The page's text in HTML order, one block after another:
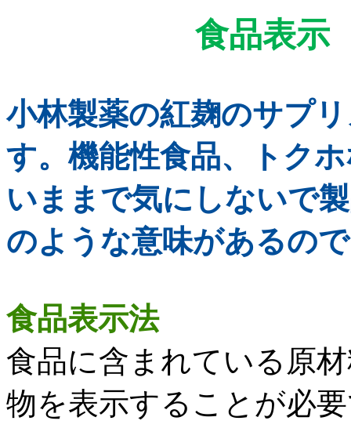
食
小林製薬の紅麹のサプ
す。機能性食品、トク
いままで気にしないで
のような意味があるの
食品表示法
食品に含まれている原
物を表示することが必